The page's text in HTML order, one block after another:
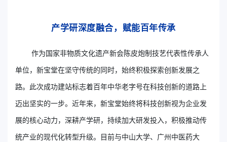
产学研深度融合，赋能百年传承
作为国家非物质文化遗产新会陈皮炮制技艺代表性传承人
单位，新宝堂在坚守传统的同时，始终积极探索创新发展之
路。此次成功建站标志着百年中华老字号在科技创新的道路上
迈出坚实的一步。近年来，新宝堂始终将科技创新视为企业发
展的核心动力，深耕产学研，持续加大研发投入，积极推动传
统产业的现代化转型升级。目前与中山大学、广州中医药大